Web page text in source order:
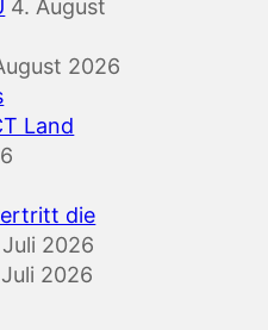
4. August
2026
Land
die
2026
2026